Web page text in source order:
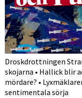
Droskdrottningen
skojarna • Hallick blir
mördare? •
sentimentala sörja